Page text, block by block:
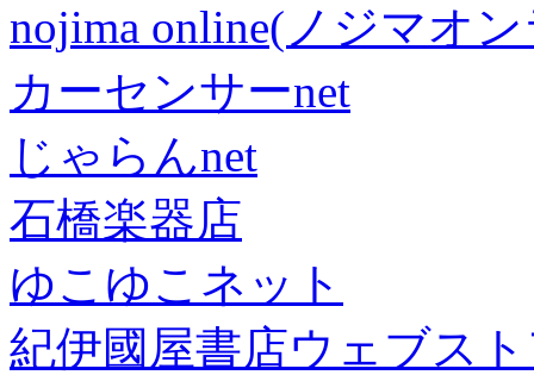
nojima online(ノジマオ
カーセンサーnet
じゃらんnet
石橋楽器店
ゆこゆこネット
紀伊國屋書店ウェブス